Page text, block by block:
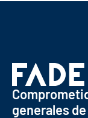
generales